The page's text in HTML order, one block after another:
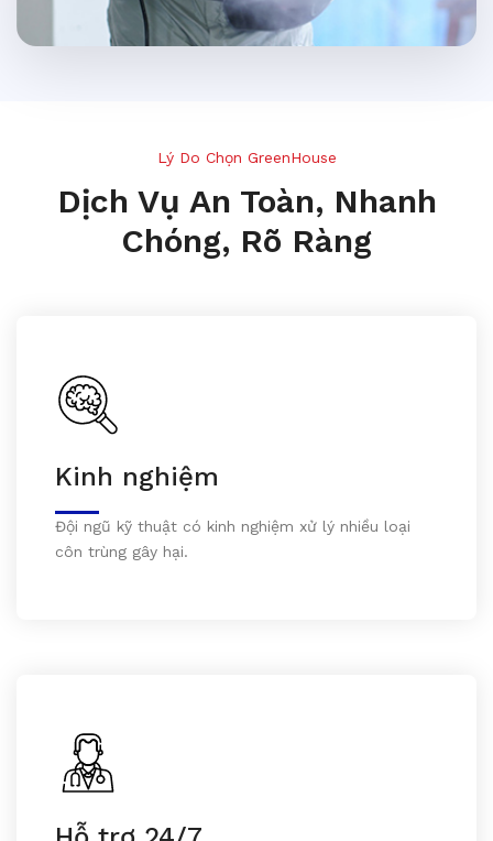
Lý Do Chọn GreenHouse
Dịch Vụ An Toàn, Nhanh
Chóng, Rõ Ràng
Kinh nghiệm
Đội ngũ kỹ thuật có kinh nghiệm xử lý nhiều loại
côn trùng gây hại.